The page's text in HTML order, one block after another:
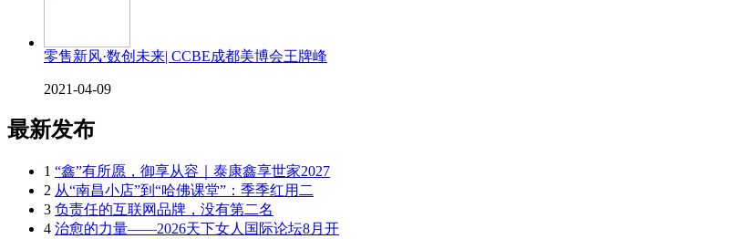
零售新风·数创未来| CCBE成都美博会王牌峰
2021-04-09
最新发布
1 “鑫”有所愿，御享从容｜泰康鑫享世家2027
2 从“南昌小店”到“哈佛课堂”：季季红用二
3 负责任的互联网品牌，没有第二名
4 治愈的力量——2026天下女人国际论坛8月开